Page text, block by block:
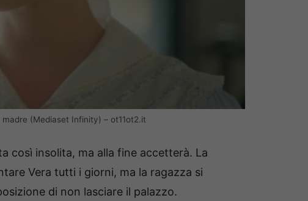
(Mediaset Infinity) – ot11ot2.it
così insolita, ma alla fine accetterà. La
Vera tutti i giorni, ma la ragazza si
di non lasciare il palazzo.